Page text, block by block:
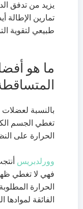
يزيد من تدفق
تمارين الإطالة
طبيعي لتقوية
ما هو
بالنسبة
تغطي الجسم
الحرارة على
وورلدبريس
فهي لا تغطي
الحرارة
الفائقة لموادها